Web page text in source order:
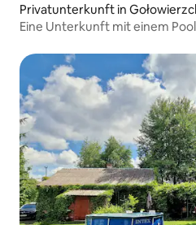
Privatunterkunft in
Eine Unterkunft mit einem